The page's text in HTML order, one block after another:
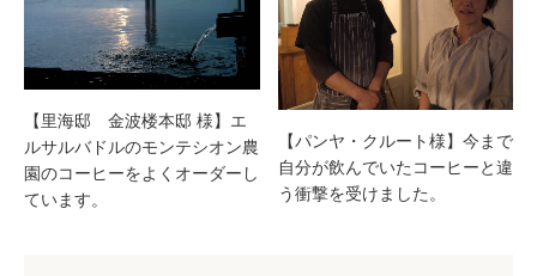
【里海邸 金波楼本邸 様】エ
ルサルバドルのモンテシオン農
園のコーヒーをよくオーダーし
ています。
【パンヤ・クルート様】今まで
自分が飲んでいたコーヒーと違
う衝撃を受けました。